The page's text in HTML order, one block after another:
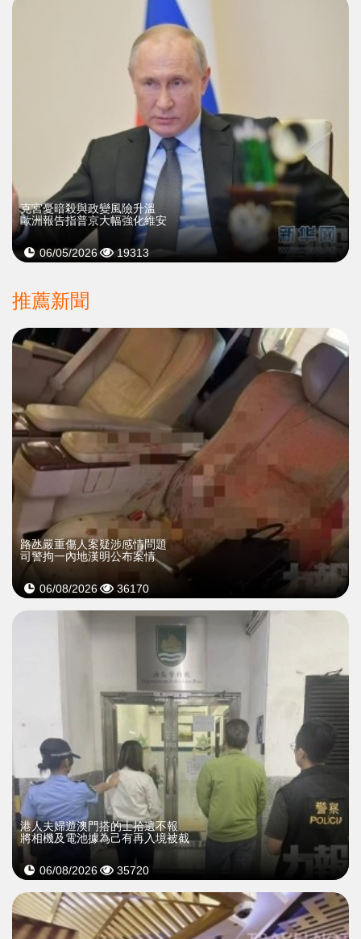
克宮憂暗殺與政變風險升溫
歐洲報告指普京大幅強化維安
06/05/2026 19313
推薦新聞
​路氹嚴重傷人案疑涉感情問題
司警拘一內地漢明公布案情
06/08/2026 36170
​港人夫婦遊澳門搭的士拾遺不報
將相機及電池據為己有再入境被截
06/08/2026 35720